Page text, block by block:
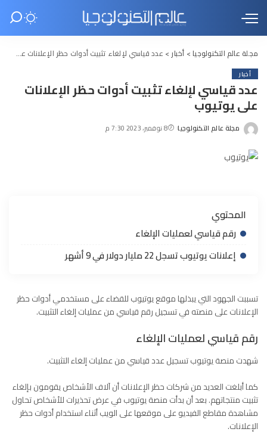
مجلة عالم التكنولوجيا> أخبار > عدد قياسي لإلغاء تثبيت أدوات حظر الإعلانات على يوتيوب
أخبار
عدد قياسي لإلغاء تثبيت أدوات حظر الإعلانات
على يوتيوب
Posted
مجلة عالم التكنولوجيا 8 نوفمبر، 2023 7:30 م
المحتوي
رقم قياسي لعمليات الإلغاء
إعلانات يوتيوب تسجل 22 مليار دولار في 9 أشهر
تسببت الجهود التي يبذلها موقع يوتيوب للقضاء على مستخدمي أدوات حظر
الإعلانات على منصته في تسجيل رقم قياسي من عمليات إلغاء التثبيت.
رقم قياسي لعمليات الإلغاء
شهدت منصة يوتيوب تسجيل عدد قياسي من عمليات إلغاء التثبيت.
كما أبلغت العديد من شركات حظر الإعلانات أن آلاف الأشخاص يقومون بإلغاء
تثبيت منتجاتهم. بعد أن بدأت منصة يوتيوب في عرض تحذيرات للأشخاص تحاول
مشاهدة مقاطع الفيديو على موقعها على الويب أثناء استخدام أدوات حظر
الإعلانات.